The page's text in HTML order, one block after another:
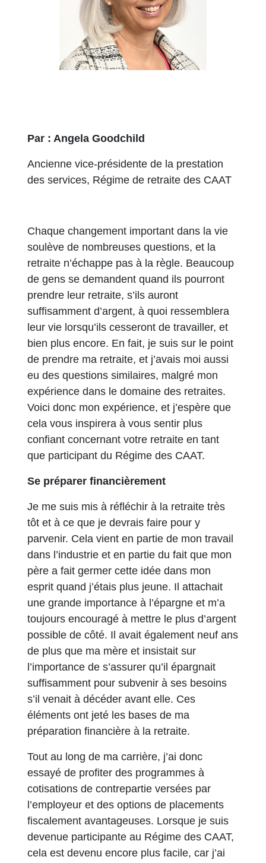
Par : Angela Goodchild
Ancienne vice-présidente de la prestation
des services, Régime de retraite des CAAT
Chaque changement important dans la vie
soulève de nombreuses questions, et la
retraite n’échappe pas à la règle. Beaucoup
de gens se demandent quand ils pourront
prendre leur retraite, s’ils auront
suffisamment d’argent, à quoi ressemblera
leur vie lorsqu’ils cesseront de travailler, et
bien plus encore. En fait, je suis sur le point
de prendre ma retraite, et j’avais moi aussi
eu des questions similaires, malgré mon
expérience dans le domaine des retraites.
Voici donc mon expérience, et j’espère que
cela vous inspirera à vous sentir plus
confiant concernant votre retraite en tant
que participant du Régime des CAAT.
Se préparer financièrement
Je me suis mis à réfléchir à la retraite très
tôt et à ce que je devrais faire pour y
parvenir. Cela vient en partie de mon travail
dans l’industrie et en partie du fait que mon
père a fait germer cette idée dans mon
esprit quand j’étais plus jeune. Il attachait
une grande importance à l’épargne et m’a
toujours encouragé à mettre le plus d’argent
possible de côté. Il avait également neuf ans
de plus que ma mère et insistait sur
l’importance de s’assurer qu’il épargnait
suffisamment pour subvenir à ses besoins
s’il venait à décéder avant elle. Ces
éléments ont jeté les bases de ma
préparation financière à la retraite.
Tout au long de ma carrière, j’ai donc
essayé de profiter des programmes à
cotisations de contrepartie versées par
l’employeur et des options de placements
fiscalement avantageuses. Lorsque je suis
devenue participante au Régime des CAAT,
cela est devenu encore plus facile, car j’ai